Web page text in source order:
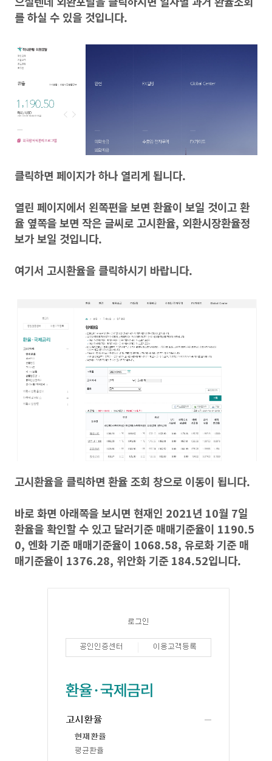
를 하실 수 있을 것입니다.
클릭하면 페이지가 하나 열리게 됩니다.
열린 페이지에서 왼쪽편을 보면 환율이 보일 것이고 환
율 옆쪽을 보면 작은 글씨로 고시환율, 외환시장환율정
보가 보일 것입니다.
여기서 고시환율을 클릭하시기 바랍니다.
고시환율을 클릭하면 환율 조회 창으로 이동이 됩니다.
바로 화면 아래쪽을 보시면 현재인 2021년 10월 7일
환율을 확인할 수 있고 달러기준 매매기준율이 1190.5
0, 엔화 기준 매매기준율이 1068.58, 유로화 기준 매
매기준율이 1376.28, 위안화 기준 184.52입니다.